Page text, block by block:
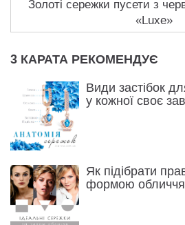
Золоті сережки пусети з
«Luxe»
3 КАРАТА РЕКОМЕНДУЄ
Види застібок
у кожної своє
Як підібрати
формою